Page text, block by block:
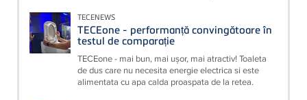
TECENEWS
TECEone - performanță convingătoare în
testul de comparație
TECEone - mai bun, mai ușor, mai atractiv! Toaleta
de dus care nu necesita energie electrica si este
alimentata cu apa calda proaspata de la retea.